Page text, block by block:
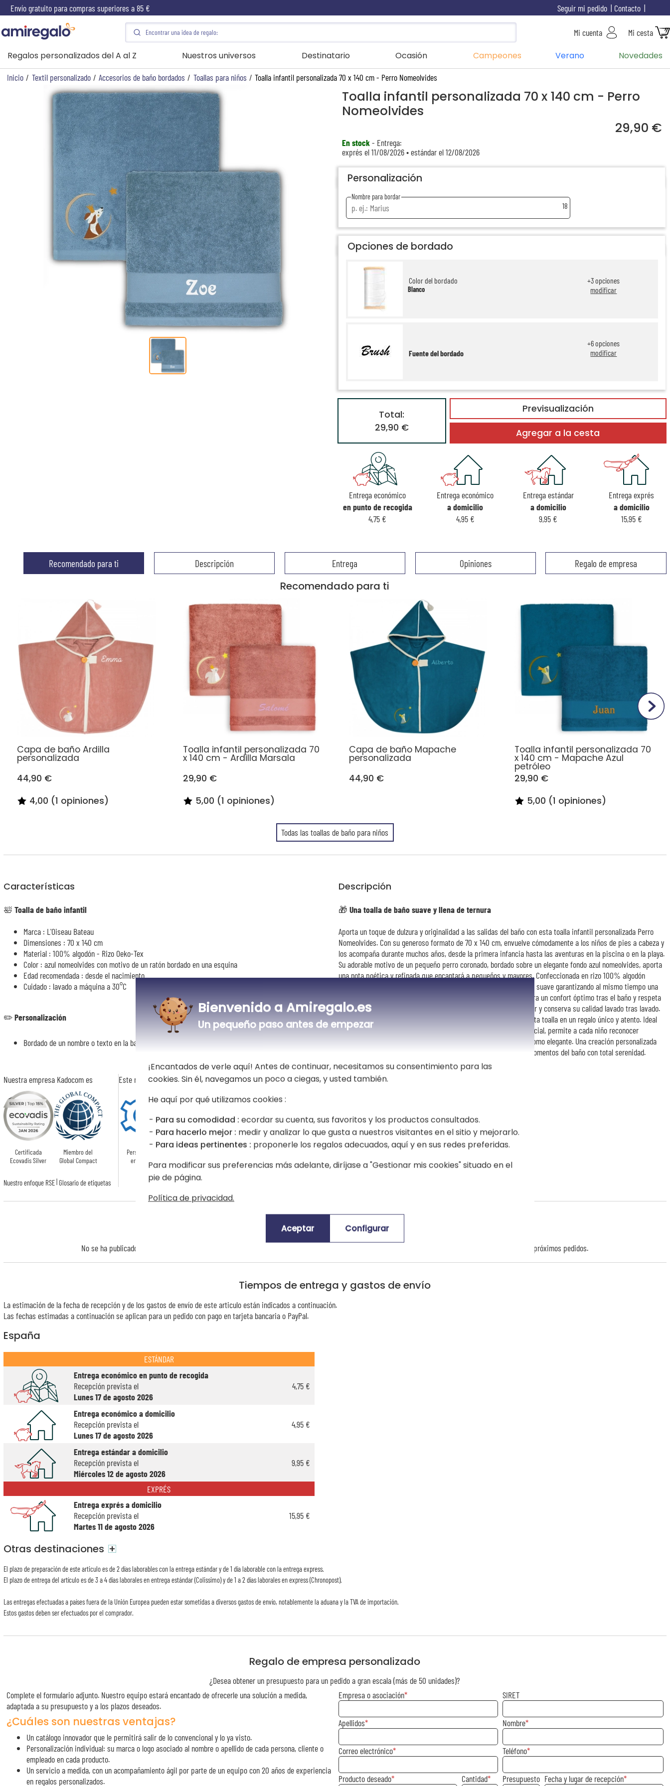
Envío gratuito para compras superiores a 85 € Contacto
Seguir mi pedido
Mi cuenta Mi cesta
Regalos personalizados del A al Z Nuestros universos Destinatario Ocasión Campeones Verano Novedades
Inicio / Textil personalizado / Accesorios de baño bordados / Toallas para niños / Toalla infantil personalizada 70 x 140 cm - Perro Nomeolvides
Toalla infantil personalizada 70 x 140 cm - Perro
Nomeolvides
29,90 €
En stock- Entrega:
exprés el 11/08/2026 • estándar el 12/08/2026
Personalización
Nombre para bordar
18
Opciones de bordado
Color del bordado
Blanco
+3opciones
modificar
Fuente del bordado
+6opciones
modificar
Previsualización
Total:
29,90 €
Agregar a la cesta
Entrega económico
en punto de recogida
4,75 €
Entrega económico
a domicilio
4,95 €
Entrega estándar
a domicilio
9,95 €
Entrega exprés
a domicilio
15,95 €
Recomendado para ti Descripción Entrega Opiniones Regalo de empresa
Recomendado para ti
Capa de baño Ardilla
personalizada
44,90 €
4,00 (1 opiniones)
Toalla infantil personalizada 70
x 140 cm - Ardilla Marsala
29,90 €
5,00 (1 opiniones)
Capa de baño Mapache
personalizada
44,90 €
Toalla infantil personalizada 70
x 140 cm - Mapache Azul
petróleo
29,90 €
5,00 (1 opiniones)
Todas las toallas de baño para niños
Características
🛀 Toalla de baño infantil
Marca : L'Oiseau Bateau
Dimensiones : 70 x 140 cm
Material : 100% algodón - Rizo Oeko-Tex
Color : azul nomeolvides con motivo de un ratón bordado en una esquina
Edad recomendada : desde el nacimiento
Cuidado : lavado a máquina a 30°C
✏️Personalización
Bordado de un nombre o texto en la banda en la parte inferior de la toalla
Nuestra empresa Kadocom es
Certificada
Ecovadis Silver
Miembro del
Global Compact
Nuestro enfoque RSE|Glosario de etiquetas
Este regalo es
Personalizado
en Francia
Certificado
OEKO-TEX
Descripción
🎁 Una toalla de baño suave y llena de ternura
Aporta un toque de dulzura y originalidad a las salidas del baño con esta toalla infantil personalizada Perro
Nomeolvides. Con su generoso formato de 70 x 140 cm, envuelve cómodamente a los niños de pies a cabeza y
los acompaña durante muchos años, desde la primera infancia hasta las aventuras en la piscina o en la playa.
Su adorable motivo de un pequeño perro coronado, bordado sobre un elegante fondo azul nomeolvides, aporta
una nota poética y refinada que encantará a pequeños y mayores. Confeccionada en rizo 100% algodón
certificado OEKO-TEX®, esta toalla ofrece un tacto especialmente suave garantizando al mismo tiempo una
excelente capacidad de absorción. Su gramaje de 450 g/m² asegura un confort óptimo tras el baño y respeta
las pieles más sensibles. Práctica en el día a día, es fácil de cuidar y conserva su calidad lavado tras lavado.
La personalización mediante el bordado del nombre transforma esta toalla en un regalo único y atento. Ideal
para un nacimiento, un cumpleaños o cualquier otra ocasión especial, permite a cada niño reconocer
fácilmente su ropa de baño disfrutando de un accesorio tan útil como elegante. Una creación personalizada
que combina calidad, ternura y practicidad para acompañar los momentos del baño con total serenidad.
Opiniones
No se ha publicado ninguna opinión sobre este artículo hasta la fecha. Sé el primero en opinar sobre este producto y ganar puntos de para tus próximos pedidos.
Tiempos de entrega y gastos de envío
La estimación de la fecha de recepción y de los gastos de envío de este articulo están indicados a continuación.
Las fechas estimadas a continuación se aplican para un pedido con pago en tarjeta bancaria o PayPal.
España
ESTÁNDAR
Entrega económico en punto de recogida
Recepción prevista el
Lunes 17 de agosto 2026
4,75 €
Entrega económico a domicilio
Recepción prevista el
Lunes 17 de agosto 2026
4,95 €
Entrega estándar a domicilio
Recepción prevista el
Miércoles 12 de agosto 2026
9,95 €
EXPRÉS
Entrega exprés a domicilio
Recepción prevista el
Martes 11 de agosto 2026
15,95 €
Otras destinaciones +
El plazo de preparación de este articulo es de 2 días laborables con la entrega estándar y de 1 día laborable con la entrega express.
El plazo de entrega del artículo es de 3 a 4 días laborales en entrega estándar (Colissimo) y de 1 a 2 días laborales en express (Chronopost).
Las entregas efectuadas a países fuera de la Unión Europea pueden estar sometidas a diversos gastos de envío, notablemente la aduana y la TVA de importación.
Estos gastos deben ser efectuados por el comprador.
Regalo de empresa personalizado
¿Desea obtener un presupuesto para un pedido a gran escala (más de 50 unidades)?
Complete el formulario adjunto. Nuestro equipo estará encantado de ofrecerle una solución a medida,
adaptada a su presupuesto y a los plazos deseados.
¿Cuáles son nuestras ventajas?
Un catálogo innovador que le permitirá salir de lo convencional y lo ya visto.
Personalización individual: su marca o logo asociado al nombre o apellido de cada persona, cliente o
empleado en cada producto.
Un servicio a medida, con un acompañamiento ágil por parte de un equipo con 20 años de experiencia
en regalos personalizados.
Empresa o asociación SIRET
Apellidos Nombre
Correo electrónico Teléfono
Producto deseado Cantidad Presupuesto Fecha y lugar de recepción
Bienvenido a Amiregalo.es
Un pequeño paso antes de empezar
¡Encantados de verle aquí! Antes de continuar, necesitamos su consentimiento para las
cookies. Sin él, navegamos un poco a ciegas, y usted también.
He aquí por qué utilizamos cookies :
Para su comodidad : ecordar su cuenta, sus favoritos y los productos consultados.
Para hacerlo mejor : medir y analizar lo que gusta a nuestros visitantes en el sitio y mejorarlo.
Para ideas pertinentes : proponerle los regalos adecuados, aquí y en sus redes preferidas.
Para modificar sus preferencias más adelante, diríjase a "Gestionar mis cookies" situado en el
pie de página.
Política de privacidad.
Aceptar Configurar